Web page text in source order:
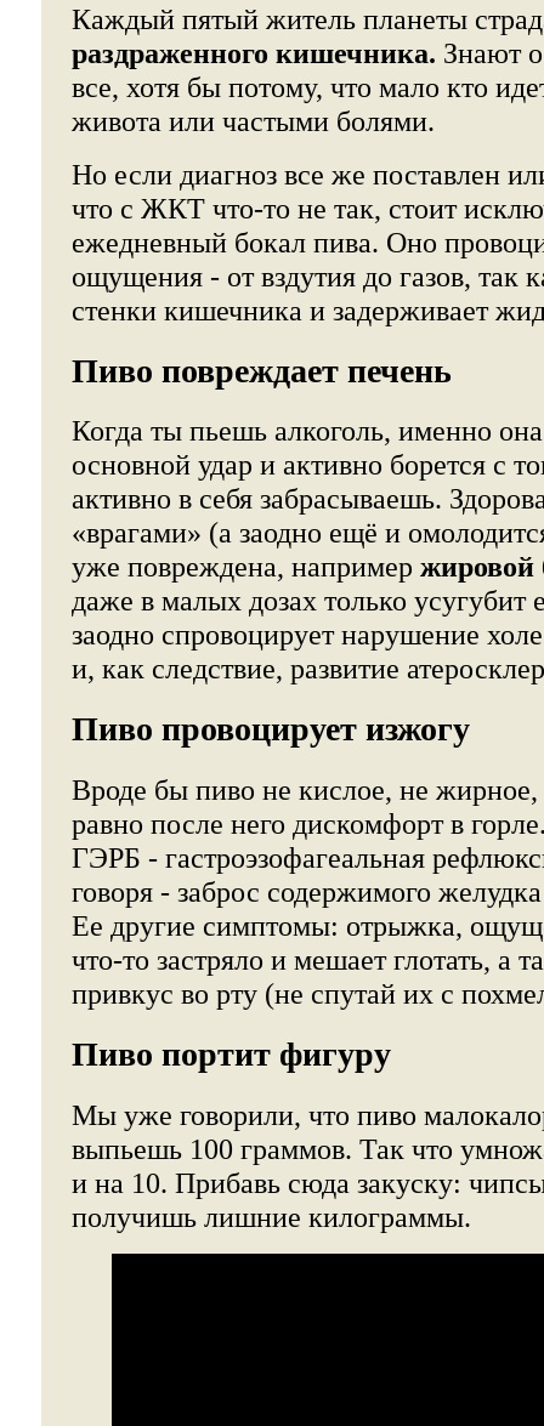
Каждый пятый житель планеты
раздраженного кишечника. Знают
все, хотя бы потому, что мало кто
живота или частыми болями.
Но если диагноз все же поставлен
что с ЖКТ что-то не так, стоит
ежедневный бокал пива. Оно
ощущения - от вздутия до газов, так
стенки кишечника и задерживает
Пиво повреждает печень
Когда ты пьешь алкоголь, именно
основной удар и активно борется с
активно в себя забрасываешь.
«врагами» (а заодно ещё и
уже повреждена, например жировой
даже в малых дозах только усугубит
заодно спровоцирует нарушение
и, как следствие, развитие
Пиво провоцирует изжогу
Вроде бы пиво не кислое, не жирное,
равно после него дискомфорт в
ГЭРБ - гастроэзофагеальная
говоря - заброс содержимого
Ее другие симптомы: отрыжка,
что-то застряло и мешает глотать, а
привкус во рту (не спутай их с
Пиво портит фигуру
Мы уже говорили, что пиво
выпьешь 100 граммов. Так что
и на 10. Прибавь сюда закуску:
получишь лишние килограммы.